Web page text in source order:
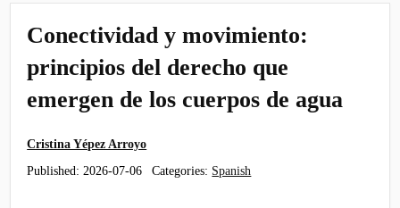
Conectividad y movimiento:
principios del derecho que
emergen de los cuerpos de agua
Cristina Yépez Arroyo
Published: 2026-07-06 Categories: Spanish